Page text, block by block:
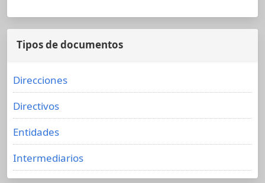
Tipos de documentos
Direcciones
Directivos
Entidades
Intermediarios